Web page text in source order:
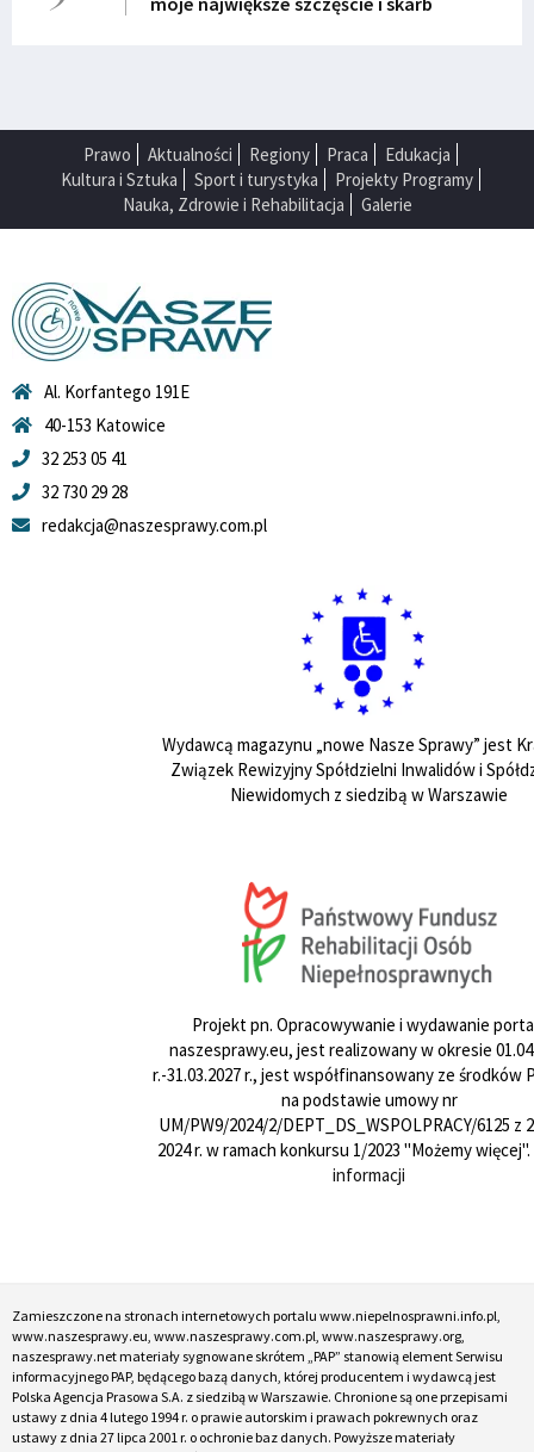
Prawo Aktualności Regiony Praca
Edukacja
Kultura i Sztuka
Sport i turystyka
Projekty Programy
Nauka, Zdrowie i Rehabilitacja
Galerie
Al. Korfantego 191E
40-153 Katowice
32 253 05 41
32 730 29 28
redakcja@naszesprawy.com.pl
Wydawcą magazynu „nowe Nasze Sprawy” jest
Związek Rewizyjny Spółdzielni Inwalidów i
Niewidomych z siedzibą w Warszawie
Projekt pn. Opracowywanie i wydawanie
naszesprawy.eu, jest realizowany w okresie
r.-31.03.2027 r., jest współfinansowany ze środków
na podstawie umowy nr
UM/PW9/2024/2/DEPT_DS_WSPOLPRACY/6125 z
2024 r. w ramach konkursu 1/2023 "Możemy więcej".
informacji
Zamieszczone na stronach internetowych portalu www.niepelnosprawni.info.pl,
www.naszesprawy.eu, www.naszesprawy.com.pl, www.naszesprawy.org,
naszesprawy.net materiały sygnowane skrótem „PAP” stanowią element Serwisu
informacyjnego PAP, będącego bazą danych, której producentem i wydawcą jest
Polska Agencja Prasowa S.A. z siedzibą w Warszawie. Chronione są one przepisami
ustawy z dnia 4 lutego 1994 r. o prawie autorskim i prawach pokrewnych oraz
ustawy z dnia 27 lipca 2001 r. o ochronie baz danych. Powyższe materiały